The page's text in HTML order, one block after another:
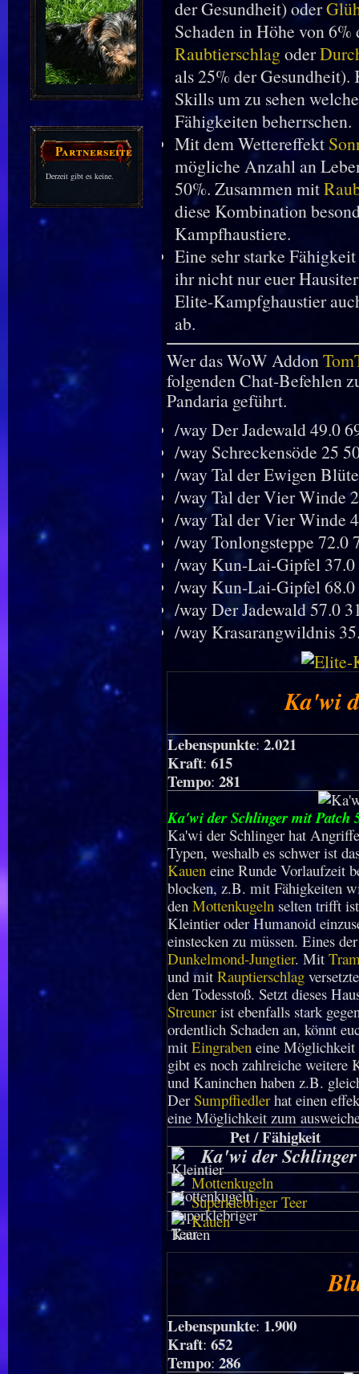
Partnerseiten
Derzeit gibt es keine.
der Gesundheit) oder
Schaden in Höhe von
Raubtierschlagoder
als 25% der
Skills um zu sehen
Fähigkeiten beherrschen.
Mit dem Wettereffekt
mögliche Anzahl an
50%. Zusammen mit
diese Kombination
Kampfhaustiere.
Eine sehr starke
ihr nicht nur euer
Elite-Kampfghaustier
ab.
Wer das WoW Addon
folgenden Chat-Befehlen
Pandaria geführt.
/way Der Jadewald 49.0
/way Schreckensöde 25
/way Tal der Ewigen
/way Tal der Vier Winde
/way Tal der Vier Winde
/way Tonlongsteppe 72.0
/way Kun-Lai-Gipfel
/way Kun-Lai-Gipfel 68.0
/way Der Jadewald 57.0
/way Krasarangwildnis
Ka'wi
Lebenspunkte: 2.021
Kraft: 615
Tempo: 281
Ka'wi der Schlinger mit Patch
Ka'wi der Schlinger hat
Typen, weshalb es schwer ist
Kauen eine Runde Vorlaufzeit
blocken, z.B. mit Fähigkeiten
den Mottenkugeln selten trifft
Kleintier oder Humanoid
einstecken zu müssen. Eines
Dunkelmond-Jungtier. Mit
und mit Rauptierschlag
den Todesstoß. Setzt dieses
Streunerist ebenfalls stark
ordentlich Schaden an, könnt
mit Eingraben eine
gibt es noch zahlreiche
und Kaninchen haben z.B.
DerSumpffiedlerhat einen
eine Möglichkeit zum
Pet / Fähigkeit
Ka'wi der Schlinger
Mottenkugeln
Superklebriger Teer
Kauen
Lebenspunkte: 1.900
Kraft: 652
Tempo: 286